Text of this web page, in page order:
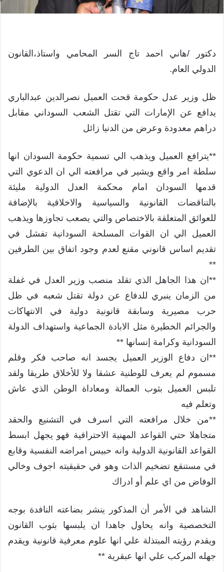
دكتور /هاني احمد تاج السر المحامي واستاذ،القانون
الدولي العام.
ظل وزير عدل حكومة قحت العميل نصرالدين عبدالباري
يدافع عن الإمارات التي تقتل الشعب السوداني مقابل
دراهم معدودة وعرض من الدنيا زائل
**يترافع العميل ويذهب الي تسمية حكومة السودان انها
سلطة امر واقع ويشير في مرافعته الي ان الدعوي التي
قدمها السودان امام محكمة العدل الدولية مليئة
بالتناقضات القانونية والسياسية والاخلاقية بالإضافة
للعوائق المتعلقة بالاختصاص والتي يصعب تجاوزها ويذهب
العميل الي ان القوات المسلحة السودانية تفشل في
تقديم اساس قانوني مقنع لعدم وجود اتفاق بين الطرفين
**
**ان هذا الجاهل الذي تقلد منصب وزير العدل في غفلة
من الزمان ينبري للدفاع عن دولة تقتل شعبه في ظل
حرب مصيرية وسابقة قانونية دولية في الانتهاكات
والجرائم الخطيرة مثل الابادة الجماعية واستهداف الدولة
السودانية وكرامة إنسانها **
**ان دفاع الوزير العميل يجسد انه صاحب فكر وقلم
مسموم لم يعرف للوطنية عشقا ولا للأخلاق طريقا ولقد
تلبس العميل بثوب العمالة ومعاداة الوطن الذي عاش
وتعلم فيه
**من خلال مرافعته التي اسرف في التشنيع والحقد
متجاهلا حتي القواعد المهنية الاحترافية فهو يجهل ابسط
القواعد القانونية الدولية وانه حبيس امراضه النفسية وقابع
في مستنقع تضخيم الذات وهو في حقيقيته اجوف وخالي
الوفاض من اي علم أو ادراك
الشاهد في الأمر أن المذكور ينشر بضاعته النافدة بوجه
التخصصية وانه يحاول جاهدا ان يلبسها بثوب القانون
ويقدم رؤيته المبتذلة علي انها علوم معرفية قانونية ويقدم
جهله المركب علي انها عبقرية **